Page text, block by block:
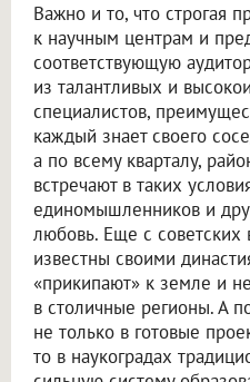
Важно и то, что строгая
к научным центрам и
соответствующую
из талантливых и
специалистов,
каждый знает своего
а по всему кварталу,
встречают в таких
единомышленников и
любовь. Еще с советских
известны своими
«прикипают» к земле и
в столичные регионы. А
не только в готовые
то в наукоградах